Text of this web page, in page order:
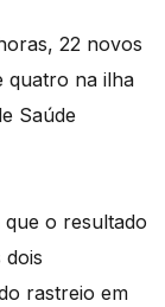
22 novos
quatro na ilha
Saúde
o resultado
dois
rastreio em